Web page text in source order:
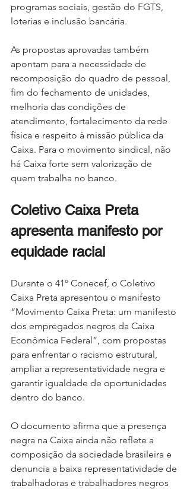
programas sociais, gestão do FGTS,
loterias e inclusão bancária.
As propostas aprovadas também
apontam para a necessidade de
recomposição do quadro de pessoal,
fim do fechamento de unidades,
melhoria das condições de
atendimento, fortalecimento da rede
física e respeito à missão pública da
Caixa. Para o movimento sindical, não
há Caixa forte sem valorização de
quem trabalha no banco.
Coletivo Caixa Preta
apresenta manifesto por
equidade racial
Durante o 41º Conecef, o Coletivo
Caixa Preta apresentou o manifesto
“Movimento Caixa Preta: um manifesto
dos empregados negros da Caixa
Econômica Federal”, com propostas
para enfrentar o racismo estrutural,
ampliar a representatividade negra e
garantir igualdade de oportunidades
dentro do banco.
O documento afirma que a presença
negra na Caixa ainda não reflete a
composição da sociedade brasileira e
denuncia a baixa representatividade de
trabalhadoras e trabalhadores negros